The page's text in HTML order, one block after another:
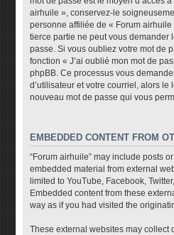
airhuile », conservez-le
personne affiliée de « Forum airhuile
tierce partie ne peut vous demander
passe. Si vous oubliez votre mot de
fonction « J’ai oublié mon mot de
phpBB. Ce processus vous
d’utilisateur et votre courriel, alors
nouveau mot de passe qui vous
EMBEDDED CONTENT FROM
“Forum airhuile” may include posts
embedded material from external
limited to YouTube, Facebook,
Embedded content from these
way as if you had visited the
These external websites may collect